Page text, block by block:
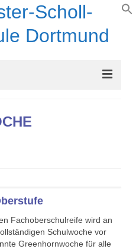
Fachoberschulreife wird an
Schulwoche vor
Greenhornwoche für alle